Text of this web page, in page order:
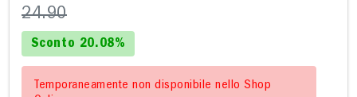
24.90
Sconto 20.08%
Temporaneamente non disponibile nello Shop